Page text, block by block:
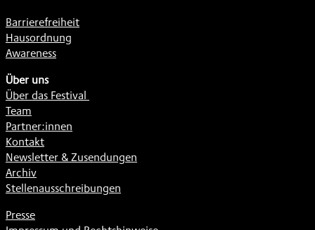
Barrierefreiheit
Hausordnung
Awareness
Über uns
Über das Festival
Team
Partner:innen
Kontakt
Newsletter & Zusendungen
Archiv
Stellenausschreibungen
Presse